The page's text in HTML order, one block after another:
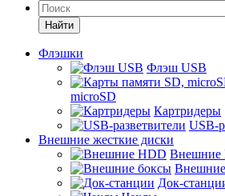
Найти
Флэшки
Флэш USB
microSD
Картридеры
USB-
Внешние жесткие диски
Внешние
Док-